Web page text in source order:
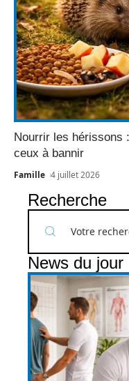
Nourrir les hérissons
ceux à bannir
Famille 4 juillet 2026
Recherche
News du jour